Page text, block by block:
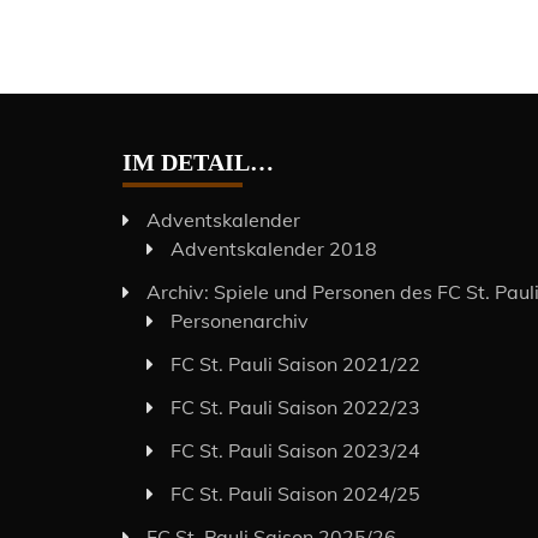
IM DETAIL…
Adventskalender
Adventskalender 2018
Archiv: Spiele und Personen des FC St. Pauli
Personenarchiv
FC St. Pauli Saison 2021/22
FC St. Pauli Saison 2022/23
FC St. Pauli Saison 2023/24
FC St. Pauli Saison 2024/25